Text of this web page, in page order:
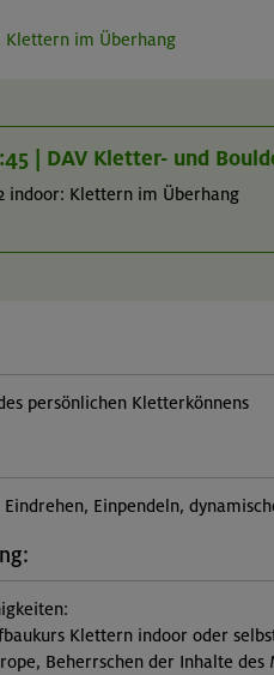
im Überhang
| DAV Kletter- und
indoor: Klettern im Überhang
persönlichen Kletterkönnens
Eindrehen, Einpendeln,
Klettern indoor oder
Beherrschen der Inhalte des